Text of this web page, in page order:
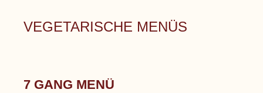
VEGETARISCHE MENÜS
7 GANG MENÜ